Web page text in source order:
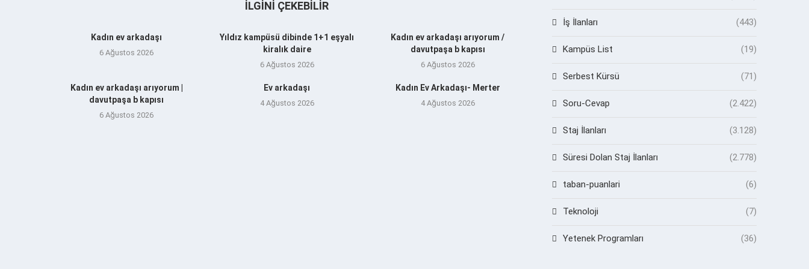
İLGINI ÇEKEBILIR
Kadın ev arkadaşı
6 Ağustos 2026
Yıldız kampüsü dibinde 1+1 eşyalı
kiralık daire
6 Ağustos 2026
Kadın ev arkadaşı arıyorum /
davutpaşa b kapısı
6 Ağustos 2026
Kadın ev arkadaşı arıyorum |
davutpaşa b kapısı
6 Ağustos 2026
Ev arkadaşı
4 Ağustos 2026
Kadın Ev Arkadaşı- Merter
4 Ağustos 2026
İş İlanları (443)
Kampüs List (19)
Serbest Kürsü (71)
Soru-Cevap (2.422)
Staj İlanları (3.128)
Süresi Dolan Staj İlanları (2.778)
taban-puanlari (6)
Teknoloji (7)
Yetenek Programları (36)